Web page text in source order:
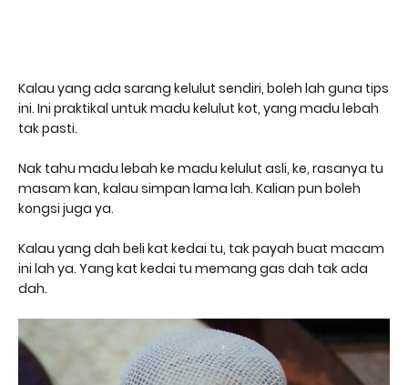
Kalau yang ada sarang kelulut sendiri, boleh lah guna tips
ini. Ini praktikal untuk madu kelulut kot, yang madu lebah
tak pasti.
Nak tahu madu lebah ke madu kelulut asli, ke, rasanya tu
masam kan, kalau simpan lama lah. Kalian pun boleh
kongsi juga ya.
Kalau yang dah beli kat kedai tu, tak payah buat macam
ini lah ya. Yang kat kedai tu memang gas dah tak ada
dah.